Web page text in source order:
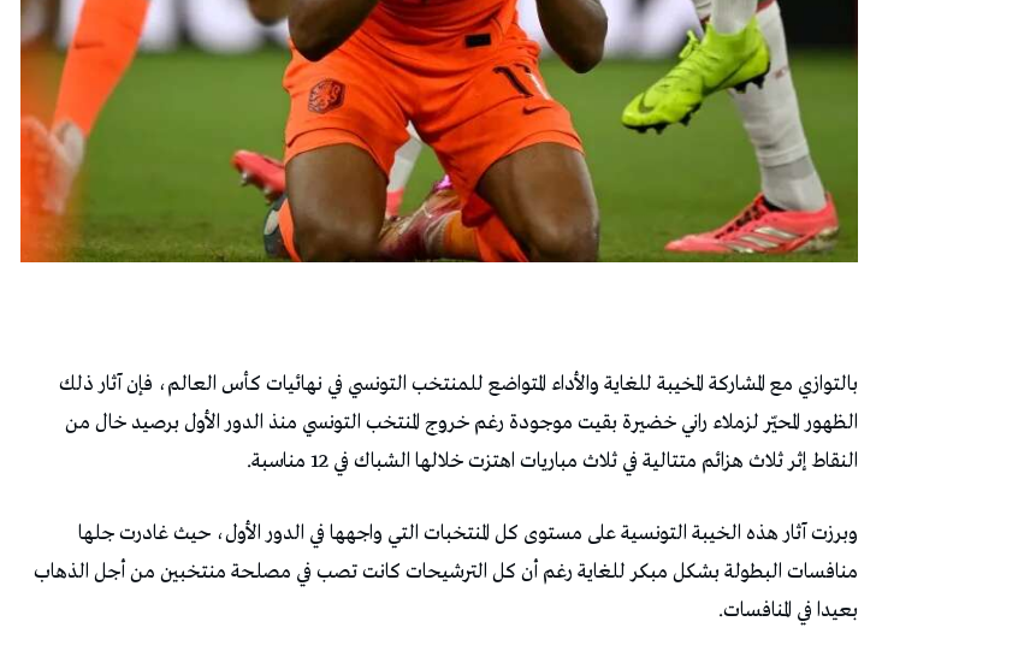
بالتوازي مع المشاركة المخيبة للغاية والأداء المتواضع للمنتخب التونسي في نهائيات كأس العالم، فإن آثار ذلك
الظهور المحيّر لزملاء راني خضيرة بقيت موجودة رغم خروج المنتخب التونسي منذ الدور الأول برصيد خال من
النقاط إثر ثلاث هزائم متتالية في ثلاث مباريات اهتزت خلالها الشباك في 12 مناسبة.
وبرزت آثار هذه الخيبة التونسية على مستوى كل المنتخبات التي واجهها في الدور الأول، حيث غادرت جلها
منافسات البطولة بشكل مبكر للغاية رغم أن كل الترشيحات كانت تصب في مصلحة منتخبين من أجل الذهاب
بعيدا في المنافسات.